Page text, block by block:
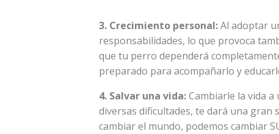
3. Crecimiento personal:Al adoptar
responsabilidades, lo que provoca
que tu perro dependerá
preparado para acompañarlo y
4. Salvar una vida:Cambiarle la vida
diversas dificultades, te dará una gran
cambiar el mundo, podemos cambiar